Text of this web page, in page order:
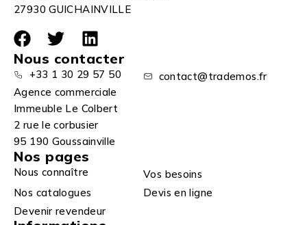
27930 GUICHAINVILLE
Nous contacter
+33 1 30 29 57 50
contact@trademos.fr
Agence commerciale
Immeuble Le Colbert
2 rue le corbusier
95 190 Goussainville
Nos pages
Nous connaître
Vos besoins
Nos catalogues
Devis en ligne
Devenir revendeur